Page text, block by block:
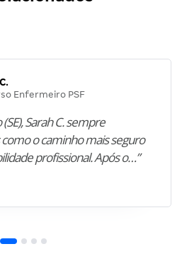
Enfermeiro PSF
Sarah C. sempre
o caminho mais seguro
profissional. Após o…”